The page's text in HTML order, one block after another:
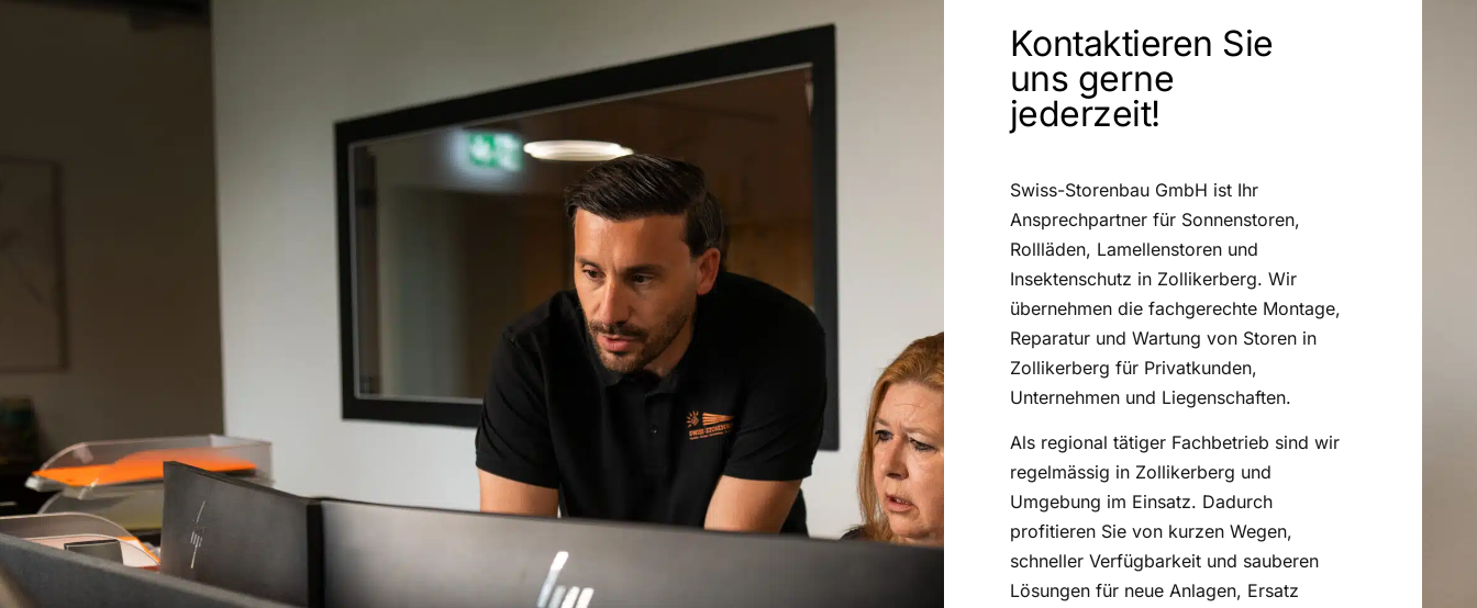
Kontaktieren Sie
uns gerne
jederzeit!
Swiss-Storenbau GmbH ist Ihr
Ansprechpartner für Sonnenstoren,
Rollläden, Lamellenstoren und
Insektenschutz in Zollikerberg. Wir
übernehmen die fachgerechte Montage,
Reparatur und Wartung von Storen in
Zollikerberg für Privatkunden,
Unternehmen und Liegenschaften.
Als regional tätiger Fachbetrieb sind wir
regelmässig in Zollikerberg und
Umgebung im Einsatz. Dadurch
profitieren Sie von kurzen Wegen,
schneller Verfügbarkeit und sauberen
Lösungen für neue Anlagen, Ersatz